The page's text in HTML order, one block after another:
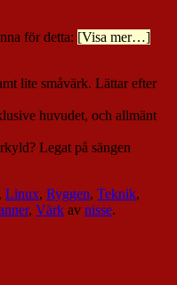
för detta: [Visa mer…]
lite småvärk. Lättar efter
huvudet, och allmänt
Legat på sängen
, Linux, Ryggen, Teknik,
, Värk av nisse.